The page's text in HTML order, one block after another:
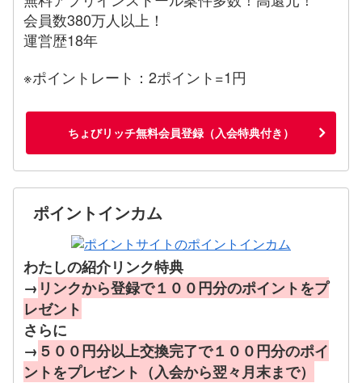
会員数380万人以上！
運営歴18年
※ポイントレート：2ポイント=1円
ちょびリッチ無料会員登録（入会特典付き）
ポイントインカム
わたしの紹介リンク特典
→ リンクから登録で１００円分のポイントをプ
レゼント
さらに
→ ５００円分以上交換完了で１００円分のポイ
ントをプレゼント（入会から翌々月末まで）